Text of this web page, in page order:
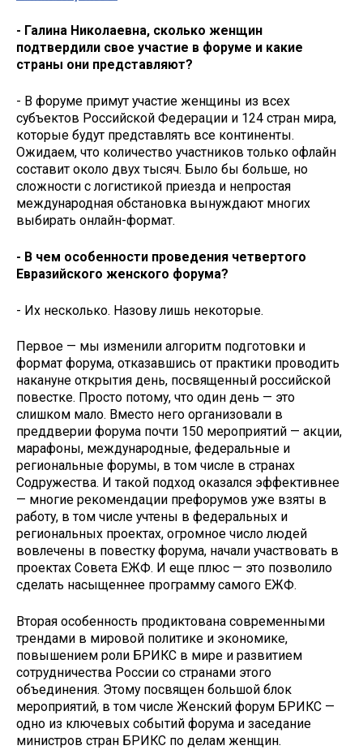
- Галина Николаевна, сколько женщин
подтвердили свое участие в форуме и какие
страны они представляют?
- В форуме примут участие женщины из всех
субъектов Российской Федерации и 124 стран мира,
которые будут представлять все континенты.
Ожидаем, что количество участников только офлайн
составит около двух тысяч. Было бы больше, но
сложности с логистикой приезда и непростая
международная обстановка вынуждают многих
выбирать онлайн-формат.
- В чем особенности проведения четвертого
Евразийского женского форума?
- Их несколько. Назову лишь некоторые.
Первое — мы изменили алгоритм подготовки и
формат форума, отказавшись от практики проводить
накануне открытия день, посвященный российской
повестке. Просто потому, что один день — это
слишком мало. Вместо него организовали в
преддверии форума почти 150 мероприятий — акции,
марафоны, международные, федеральные и
региональные форумы, в том числе в странах
Содружества. И такой подход оказался эффективнее
— многие рекомендации префорумов уже взяты в
работу, в том числе учтены в федеральных и
региональных проектах, огромное число людей
вовлечены в повестку форума, начали участвовать в
проектах Совета ЕЖФ. И еще плюс — это позволило
сделать насыщеннее программу самого ЕЖФ.
Вторая особенность продиктована современными
трендами в мировой политике и экономике,
повышением роли БРИКС в мире и развитием
сотрудничества России со странами этого
объединения. Этому посвящен большой блок
мероприятий, в том числе Женский форум БРИКС —
одно из ключевых событий форума и заседание
министров стран БРИКС по делам женщин.